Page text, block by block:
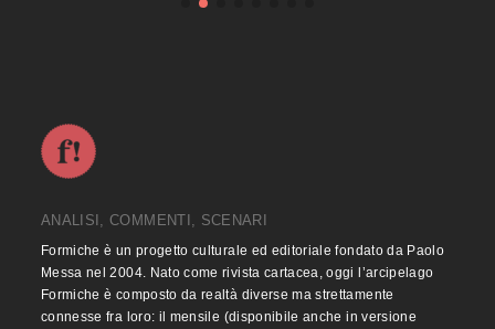
ANALISI, COMMENTI, SCENARI
Formiche è un progetto culturale ed editoriale fondato da Paolo
Messa nel 2004. Nato come rivista cartacea, oggi l’arcipelago
Formiche è composto da realtà diverse ma strettamente
connesse fra loro: il mensile (disponibile anche in versione